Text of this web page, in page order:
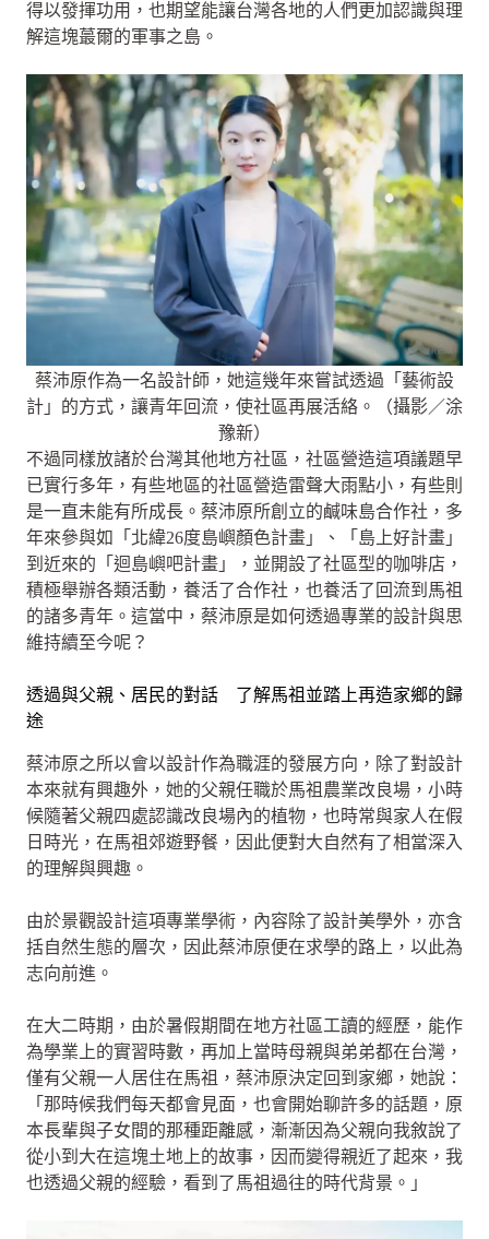
得以發揮功用，也期望能讓台灣各地的人們更加認識與理
解這塊蕞爾的軍事之島。
蔡沛原作為一名設計師，她這幾年來嘗試透過「藝術設
計」的方式，讓青年回流，使社區再展活絡。（攝影／涂
豫新）
不過同樣放諸於台灣其他地方社區，社區營造這項議題早
已實行多年，有些地區的社區營造雷聲大雨點小，有些則
是一直未能有所成長。蔡沛原所創立的鹹味島合作社，多
年來參與如「北緯26度島嶼顏色計畫」、「島上好計畫」
到近來的「迴島嶼吧計畫」，並開設了社區型的咖啡店，
積極舉辦各類活動，養活了合作社，也養活了回流到馬祖
的諸多青年。這當中，蔡沛原是如何透過專業的設計與思
維持續至今呢？
透過與父親、居民的對話 了解馬祖並踏上再造家鄉的歸
途
蔡沛原之所以會以設計作為職涯的發展方向，除了對設計
本來就有興趣外，她的父親任職於馬祖農業改良場，小時
候隨著父親四處認識改良場內的植物，也時常與家人在假
日時光，在馬祖郊遊野餐，因此便對大自然有了相當深入
的理解與興趣。
由於景觀設計這項專業學術，內容除了設計美學外，亦含
括自然生態的層次，因此蔡沛原便在求學的路上，以此為
志向前進。
在大二時期，由於暑假期間在地方社區工讀的經歷，能作
為學業上的實習時數，再加上當時母親與弟弟都在台灣，
僅有父親一人居住在馬祖，蔡沛原決定回到家鄉，她說：
「那時候我們每天都會見面，也會開始聊許多的話題，原
本長輩與子女間的那種距離感，漸漸因為父親向我敘說了
從小到大在這塊土地上的故事，因而變得親近了起來，我
也透過父親的經驗，看到了馬祖過往的時代背景。」